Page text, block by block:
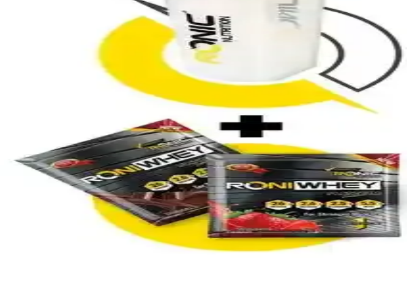
karşılaştırıldı. Bu rehberle, ihtiyaçlarınıza en uygun yağ yakıcı ve enerji artırıcı takviyeyi
yağ yakımı ve kullanıcı deneyimleriyle hangi ürünün daha uygun olduğunu öğrenin.
Destekler
seviyelerini yükseltip yağ yakımını hızlandırır, spor performansını destekler.
Yağ Yakım Takviyesi
hızlı emilim sağlayan sıvı takviyedir.
Takviye